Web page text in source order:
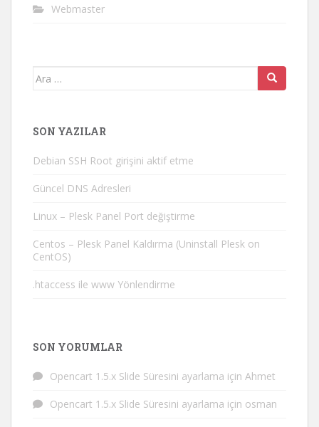
Webmaster
Arama
SON YAZILAR
Debian SSH Root girişini aktif etme
Güncel DNS Adresleri
Linux – Plesk Panel Port değiştirme
Centos – Plesk Panel Kaldırma (Uninstall Plesk on
CentOS)
.htaccess ile www Yönlendirme
SON YORUMLAR
Opencart 1.5.x Slide Süresini ayarlama için Ahmet
Opencart 1.5.x Slide Süresini ayarlama için osman